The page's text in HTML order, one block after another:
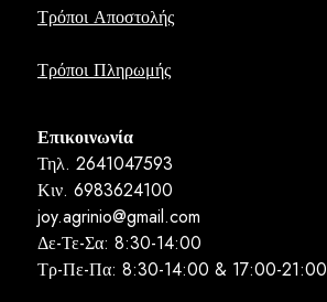
Τρόποι Αποστολής
Τρόποι Πληρωμής
Επικοινωνία
Τηλ. 2641047593
Κιν. 6983624100
joy.agrinio@gmail.com
Δε-Τε-Σα: 8:30-14:00
Τρ-Πε-Πα: 8:30-14:00 & 17:00-21:00